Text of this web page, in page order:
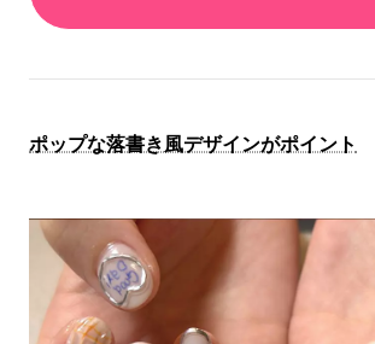
ポップな落書き風デザインがポイント